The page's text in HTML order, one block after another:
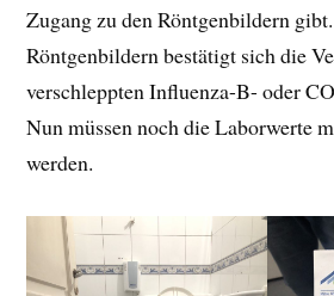
Zugang zu den Röntgenbildern
Röntgenbildern bestätigt sich die
verschleppten Influenza-B- oder
Nun müssen noch die Laborwerte
werden.